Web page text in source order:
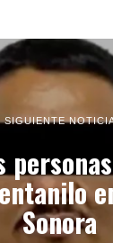
SIGUIENTE
Sonora